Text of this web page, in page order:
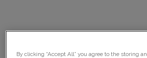
By clicking “Accept All” you agree to the storing